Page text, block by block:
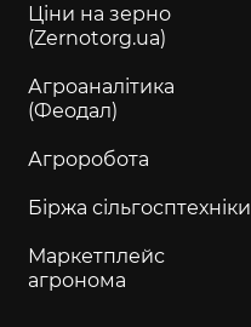
Ціни на зерно
(Zernotorg.ua)
Агроаналітика
(Феодал)
Агроробота
Біржа сільгосптехніки
Маркетплейс
агронома